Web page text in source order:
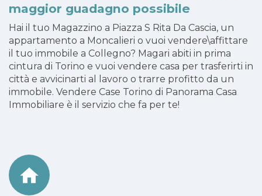
maggior guadagno possibile
Hai il tuo Magazzino a Piazza S Rita Da Cascia, un
appartamento a Moncalieri o vuoi vendere\affittare
il tuo immobile a Collegno? Magari abiti in prima
cintura di Torino e vuoi vendere casa per trasferirti in
città e avvicinarti al lavoro o trarre profitto da un
immobile. Vendere Case Torino di Panorama Casa
Immobiliare è il servizio che fa per te!